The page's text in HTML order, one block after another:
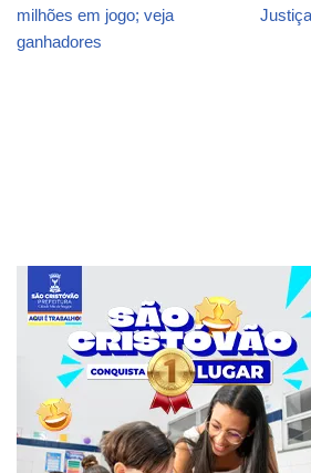
milhões em jogo; veja
ganhadores